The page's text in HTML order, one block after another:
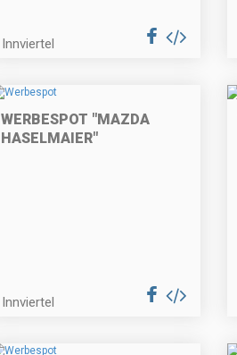
Innviertel
WERBESPOT "MAZDA
HASELMAIER"
Innviertel